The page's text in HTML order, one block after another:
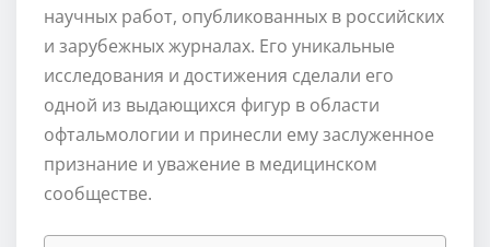
научных работ, опубликованных в российских
и зарубежных журналах. Его уникальные
исследования и достижения сделали его
одной из выдающихся фигур в области
офтальмологии и принесли ему заслуженное
признание и уважение в медицинском
сообществе.